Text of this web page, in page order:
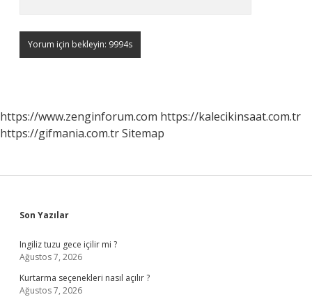
https://www.zenginforum.com https://kalecikinsaat.com.tr
https://gifmania.com.trSitemap
Sidebar
Son Yazılar
Ingiliz tuzu gece içilir mi ?
Ağustos 7, 2026
Kurtarma seçenekleri nasıl açılır ?
Ağustos 7, 2026